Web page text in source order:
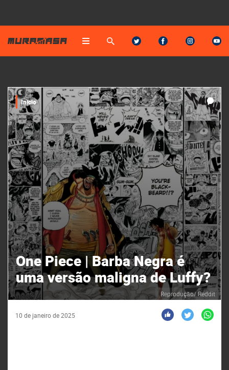
Reprodução/ Reddit
Início
One Piece | Barba Negra é
uma versão maligna de Luffy?
10 de janeiro de 2025